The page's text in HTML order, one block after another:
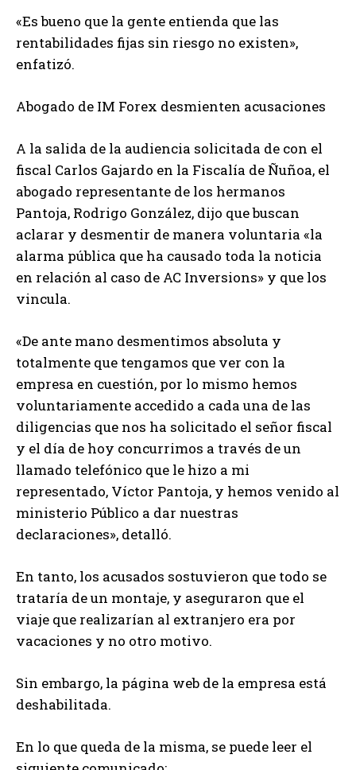
«Es bueno que la gente entienda que las
rentabilidades fijas sin riesgo no existen»,
enfatizó.
Abogado de IM Forex desmienten acusaciones
A la salida de la audiencia solicitada de con el
fiscal Carlos Gajardo en la Fiscalía de Ñuñoa, el
abogado representante de los hermanos
Pantoja, Rodrigo González, dijo que buscan
aclarar y desmentir de manera voluntaria «la
alarma pública que ha causado toda la noticia
en relación al caso de AC Inversions» y que los
vincula.
«De ante mano desmentimos absoluta y
totalmente que tengamos que ver con la
empresa en cuestión, por lo mismo hemos
voluntariamente accedido a cada una de las
diligencias que nos ha solicitado el señor fiscal
y el día de hoy concurrimos a través de un
llamado telefónico que le hizo a mi
representado, Víctor Pantoja, y hemos venido al
ministerio Público a dar nuestras
declaraciones», detalló.
En tanto, los acusados sostuvieron que todo se
trataría de un montaje, y aseguraron que el
viaje que realizarían al extranjero era por
vacaciones y no otro motivo.
Sin embargo, la página web de la empresa está
deshabilitada.
En lo que queda de la misma, se puede leer el